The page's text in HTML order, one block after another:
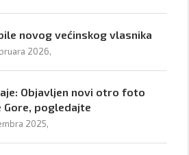
novog većinskog vlasnika
2026,
Objavljen novi otro foto
Gore, pogledajte
2025,